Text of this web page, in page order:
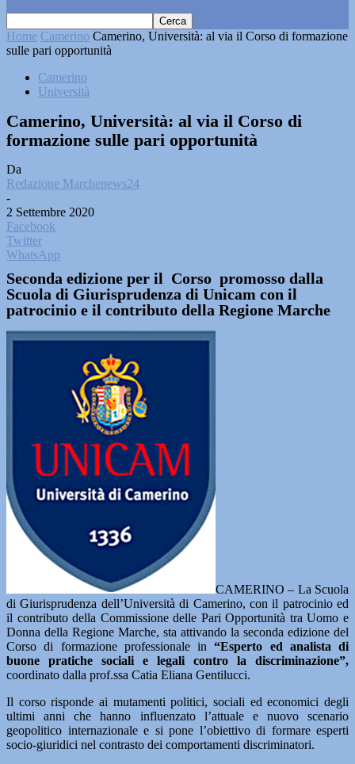
Home Camerino Camerino, Università: al via il Corso di formazione
sulle pari opportunità
Camerino
Università
Camerino, Università: al via il Corso di
formazione sulle pari opportunità
Da
Redazione Marchenews24
-
2 Settembre 2020
Facebook
Twitter
WhatsApp
Seconda edizione per il Corso promosso dalla
Scuola di Giurisprudenza di Unicam con il
patrocinio e il contributo della Regione Marche
CAMERINO – La Scuola
di Giurisprudenza dell’Università di Camerino, con il patrocinio ed
il contributo della Commissione delle Pari Opportunità tra Uomo e
Donna della Regione Marche, sta attivando la seconda edizione del
Corso di formazione professionale in“Esperto ed analista di
buone pratiche sociali e legali contro la discriminazione”,
coordinato dalla prof.ssa Catia Eliana Gentilucci.
Il corso risponde ai mutamenti politici, sociali ed economici degli
ultimi anni che hanno influenzato l’attuale e nuovo scenario
geopolitico internazionale e si pone l’obiettivo di formare esperti
socio-giuridici nel contrasto dei comportamenti discriminatori.